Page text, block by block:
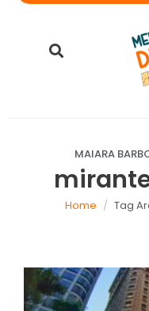
MAIARA
Home Tag